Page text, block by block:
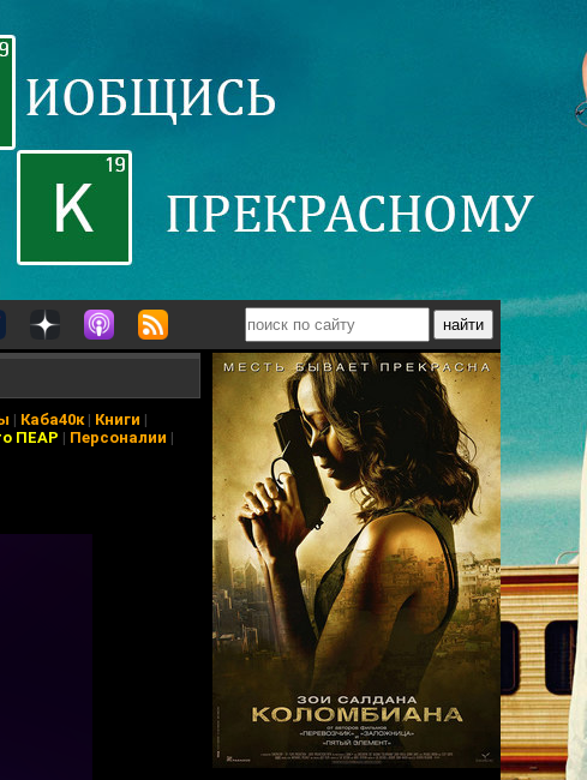
| Каба40к| Книги |
ПЕАР | Персоналии |